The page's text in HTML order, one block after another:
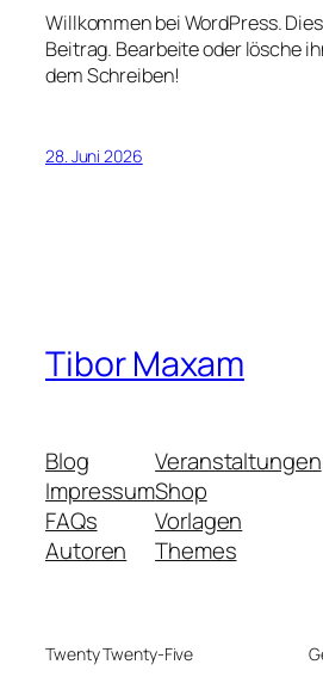
Willkommen bei WordPress.
Beitrag. Bearbeite oder lösche
dem Schreiben!
28. Juni 2026
Tibor Maxam
Blog
Impressum
FAQs
Autoren
Veranstaltungen
Shop
Vorlagen
Themes
Twenty Twenty-Five